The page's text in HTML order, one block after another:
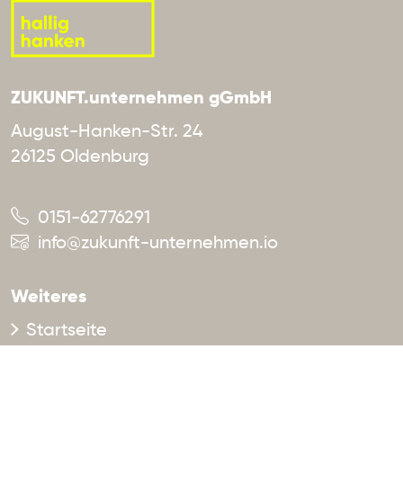
ZUKUNFT.unternehmen gGmbH
August-Hanken-Str. 24
26125 Oldenburg
0151-62776291
info@zukunft-unternehmen.io
Weiteres
Startseite